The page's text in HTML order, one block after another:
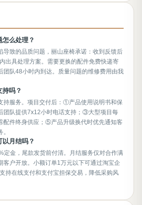
么处理？
导致的品质问题，丽山座椅承诺：收到反馈后
出具处理方案。需要更换的配件免费快递寄
团队48小时内到达。质量问题的维修费用由我
吗？
持服务。项目交付后：①产品使用说明书和保
团队提供7x12小时电话支持；③大型项目每
配件终身供应；⑤产品升级换代时优先通知客
月结吗？
定金，尾款发货前付清。月结服务仅对合作满
客户开放。小额订单1万元以下可通过淘宝企
持在线支付和支付宝担保交易，降低采购风